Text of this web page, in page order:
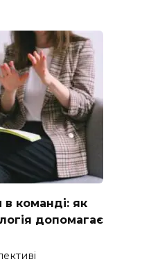
в команді: як
допомагає